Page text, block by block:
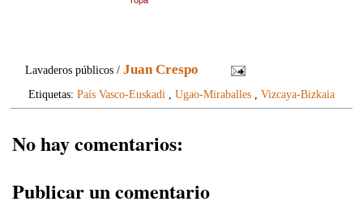
Lavaderos públicos /Juan Crespo
Etiquetas: País Vasco-Euskadi Ugao-Miraballes Vizcaya-Bizkaia
No hay comentarios:
Publicar un comentario